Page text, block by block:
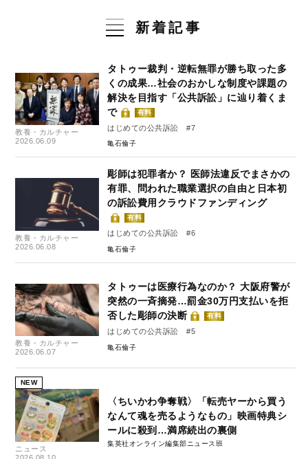
新着記事
教養・カルチャー
2026.06.09
タトゥー裁判・逆転無罪が勝ち取った多
くの成果…社会のおかしな制度や課題の
解決を目指す「公共訴訟」に辿り着くま
で
有料
はじめての公共訴訟 #7
亀石倫子
教養・カルチャー
2026.06.08
彫師は犯罪者か？ 医師法違反でまさかの
有罪、問われた職業選択の自由と日本初
の訴訟費用クラウドファンディング
有料
はじめての公共訴訟 #6
亀石倫子
教養・カルチャー
2026.06.07
タトゥーは医療行為なのか？ 大阪府警が
突然の一斉摘発…罰金30万円支払いを拒
否した彫師の決断
有料
はじめての公共訴訟 #5
亀石倫子
NEW
ニュース
2026.08.10
〈ちいかわ争奪戦〉「転売ヤーから買う
なんて魂を売るようなもの」映画特典シ
ールに殺到…満席続出の裏側
集英社オンライン編集部ニュース班